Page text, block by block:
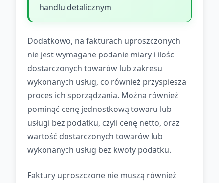
handlu detalicznym
Dodatkowo, na fakturach uproszczonych
nie jest wymagane podanie miary i ilości
dostarczonych towarów lub zakresu
wykonanych usług, co również przyspiesza
proces ich sporządzania. Można również
pominąć cenę jednostkową towaru lub
usługi bez podatku, czyli cenę netto, oraz
wartość dostarczonych towarów lub
wykonanych usług bez kwoty podatku.
Faktury uproszczone nie muszą również